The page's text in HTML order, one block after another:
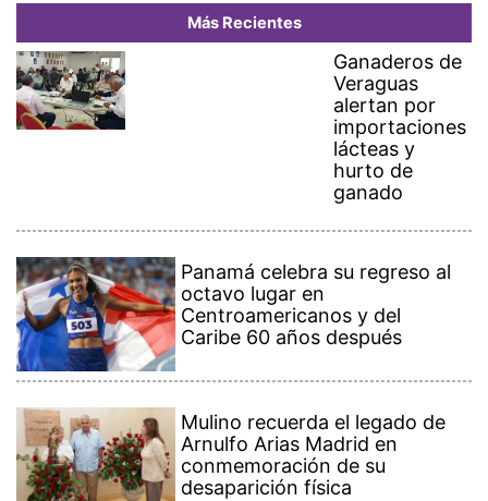
Más Recientes
Ganaderos de
Veraguas
alertan por
importaciones
lácteas y
hurto de
ganado
Panamá celebra su regreso al
octavo lugar en
Centroamericanos y del
Caribe 60 años después
Mulino recuerda el legado de
Arnulfo Arias Madrid en
conmemoración de su
desaparición física